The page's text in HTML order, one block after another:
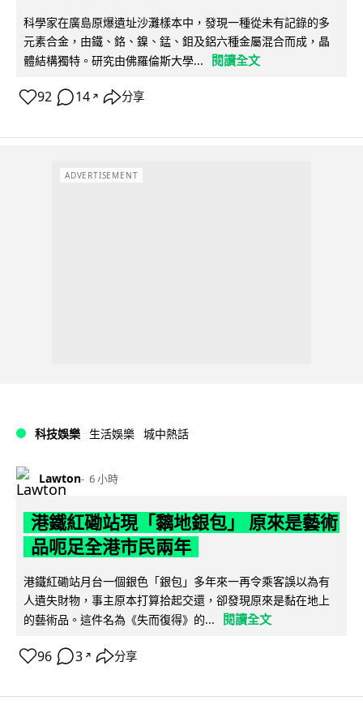
科學家在廣島原爆遺址沙灘樣本中，發現一種從未有記錄的多
元素合金，由鐵、鉻、鎳、錳、鉬及鋁六種金屬混合而成，晶
體結構獨特。研究由佛羅倫斯大學...
閱讀全文
92 14 ↗ 分享
ADVERTISEMENT
科技娛樂 生活娛樂 城中熱話
Lawton 6 小時
港鐵紅磡站現「黐地銀包」 原來是藝術
品呃足全港市民兩年
港鐵紅磡站月台一個銀色「銀包」多年來一再令乘客誤以為有
人遺失財物，事主原本打算拾起交還，卻發現原來是黏在地上
的藝術品。這件名為《失而復得》的...
閱讀全文
96 3 ↗ 分享